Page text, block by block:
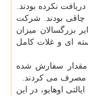
یا چاقی بودند. شرکت
بزرگسالان میزان
ای و غلات کامل
مقدار سفارش شده
اوهایو، در این